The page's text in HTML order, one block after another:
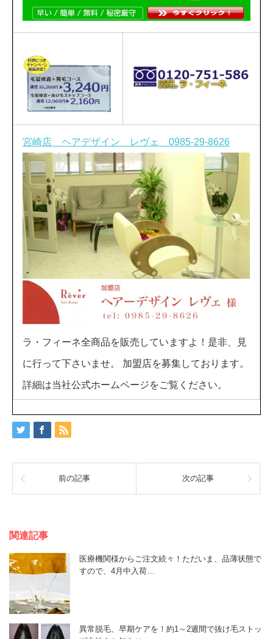
宮崎店 ヘアデザイン レヴェ 0985-29-8626
ラ・フィーネ全商品を販売していますよ！是非、見
に行って下さいませ。 加盟店を募集しております。
詳細は当社公式ホームページをご覧ください。
前の記事 次の記事
関連記事
医療機関様からご注文続々！ただいま、品薄状態で
すので、4月中入荷…
異常脱毛、早期ケアを！約1～2週間で抜け毛ストッ